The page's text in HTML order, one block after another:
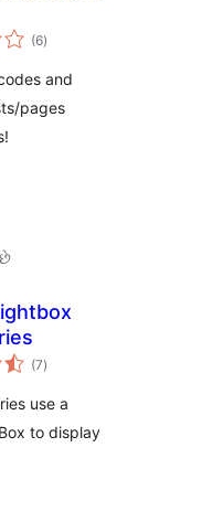
(6કુલ
રેટિંગ્સ
)
and
pages
(7કુલ
રેટિંગ્સ
)
use a
to display